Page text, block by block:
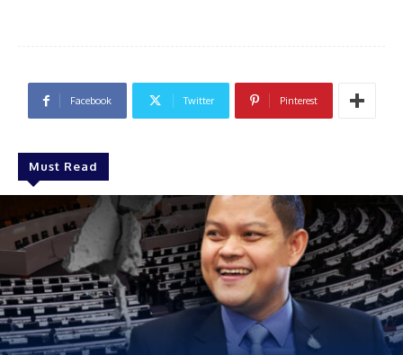
Facebook Twitter Pinterest
Must Read